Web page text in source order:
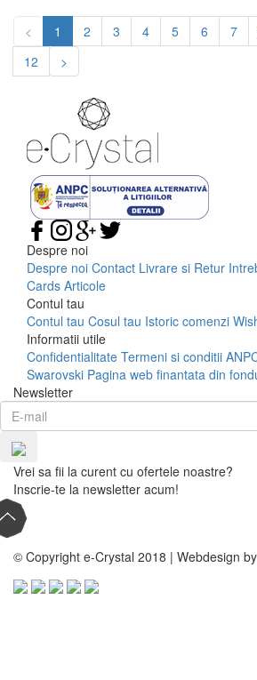
< 1 2 3 4 5 6 7
12
>
Despre noi
Despre noi Contact Livrare si Retur
Cards Articole
Contul tau
Contul tau Cosul tau Istoric comenzi
Informatii utile
Confidentialitate Termeni si conditii
Swarovski Pagina web finantata din
Newsletter
Vrei sa fii la curent cu ofertele noastre?
Inscrie-te la newsletter acum!
© Copyright e-Crystal 2018 | Webdesign by